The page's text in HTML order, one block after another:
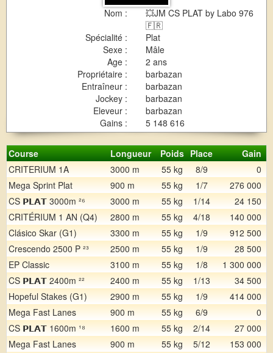
Nom :
💥JM CS PLAT by Labo 976
🇫🇷
Spécialité :
Plat
Sexe :
Mâle
Age :
2 ans
Propriétaire :
barbazan
Entraîneur :
barbazan
Jockey :
barbazan
Eleveur :
barbazan
Gains :
5 148 616
Course Longueur Poids Place
Gain
CRITERIUM 1A
3000 m 55 kg 8/9 0
Mega Sprint Plat
900 m 55 kg 1/7 276 000
CS 𝗣𝗟𝗔𝗧 3000m ²⁶
3000 m 55 kg 1/14 24 150
CRITÉRIUM 1 AN (Q4)
2800 m 55 kg 4/18 140 000
Clásico Skar (G1)
3300 m 55 kg 1/9 912 500
Crescendo 2500 P ²³
2500 m 55 kg 1/9 28 500
EP Classic
3100 m 55 kg 1/8 1 300 000
CS 𝗣𝗟𝗔𝗧 2400m ²²
2400 m 55 kg 1/13 34 500
Hopeful Stakes (G1)
2900 m 55 kg 1/9 414 000
Mega Fast Lanes
900 m 55 kg 6/9 0
CS 𝗣𝗟𝗔𝗧 1600m ¹⁸
1600 m 55 kg 2/14 27 000
Mega Fast Lanes
900 m 55 kg 5/12 153 000